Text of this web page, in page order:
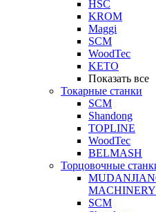
HSC
KROM
Maggi
SCM
WoodTec
KETO
Показать все
Токарные станки
SCM
Shandong
TOPLINE
WoodTec
BELMASH
Торцовочные
SCM